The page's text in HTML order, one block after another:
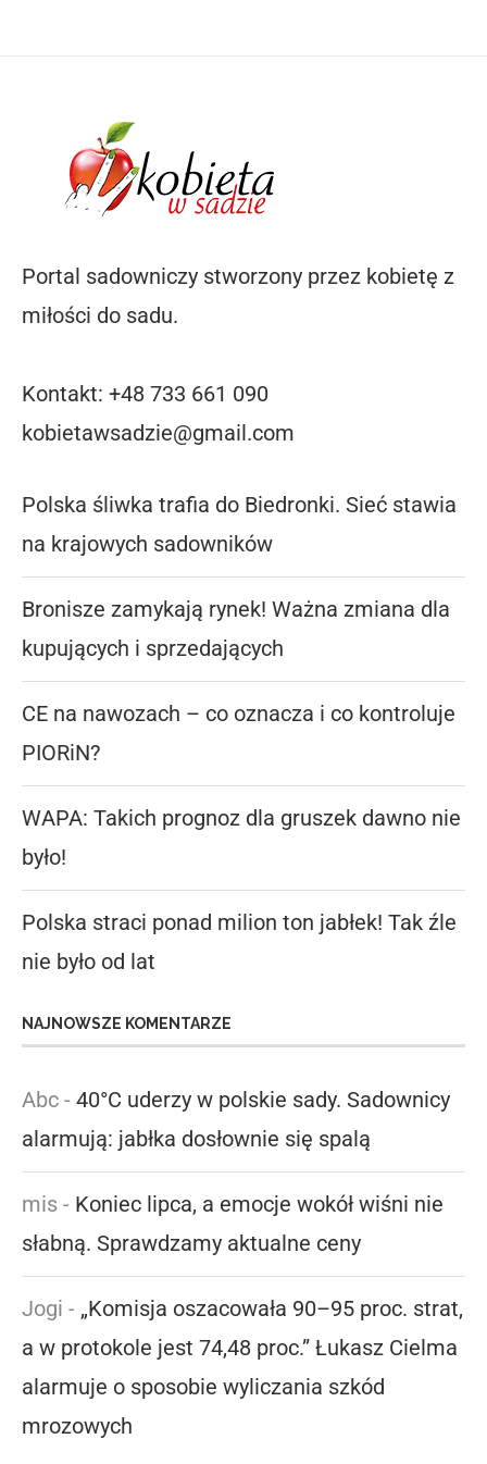
Portal sadowniczy stworzony przez kobietę z
miłości do sadu.
Kontakt: +48 733 661 090
kobietawsadzie@gmail.com
Polska śliwka trafia do Biedronki. Sieć stawia
na krajowych sadowników
Bronisze zamykają rynek! Ważna zmiana dla
kupujących i sprzedających
CE na nawozach – co oznacza i co kontroluje
PIORiN?
WAPA: Takich prognoz dla gruszek dawno nie
było!
Polska straci ponad milion ton jabłek! Tak źle
nie było od lat
NAJNOWSZE KOMENTARZE
Abc - 40°C uderzy w polskie sady. Sadownicy
alarmują: jabłka dosłownie się spalą
mis - Koniec lipca, a emocje wokół wiśni nie
słabną. Sprawdzamy aktualne ceny
Jogi - „Komisja oszacowała 90–95 proc. strat,
a w protokole jest 74,48 proc.” Łukasz Cielma
alarmuje o sposobie wyliczania szkód
mrozowych